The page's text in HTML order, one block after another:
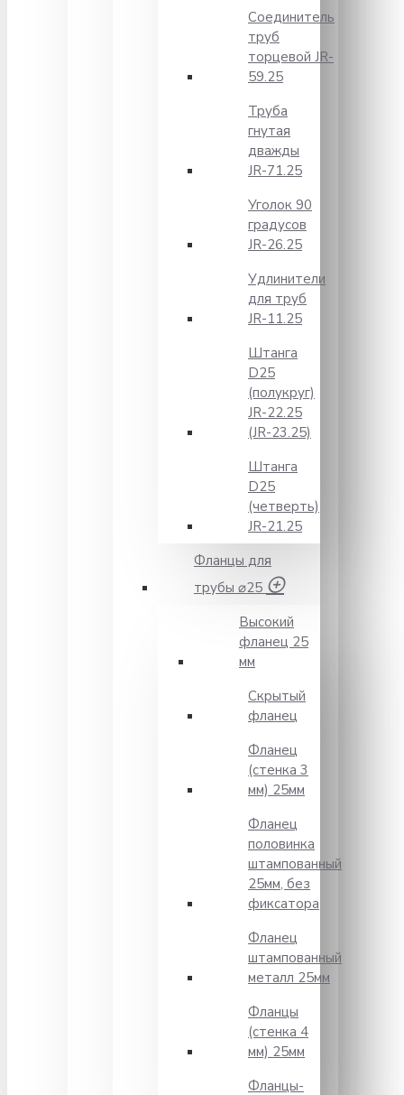
Соединитель
труб
торцевой JR-
59.25
Труба
гнутая
дважды
JR-71.25
Уголок 90
градусов
JR-26.25
Удлинители
для труб
JR-11.25
Штанга
D25
(полукруг)
JR-22.25
(JR-23.25)
Штанга
D25
(четверть)
JR-21.25
Фланцы для
трубы ⌀25
Высокий
фланец 25
мм
Скрытый
фланец
Фланец
(стенка 3
мм) 25мм
Фланец
половинка
штампованный
25мм, без
фиксатора
Фланец
штампованный
металл 25мм
Фланцы
(стенка 4
мм) 25мм
Фланцы-